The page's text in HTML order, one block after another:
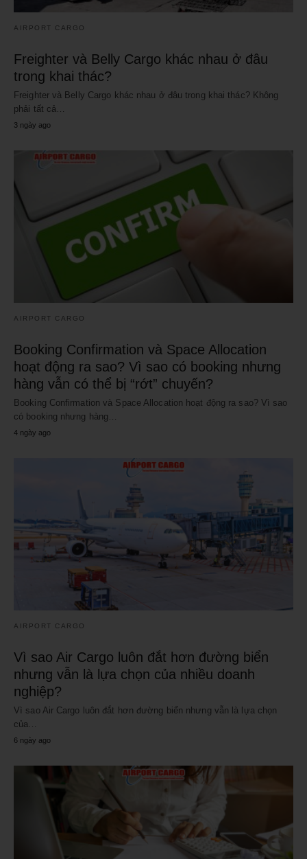
AIRPORT CARGO
Freighter và Belly Cargo khác nhau ở đâu
trong khai thác?
Freighter và Belly Cargo khác nhau ở đâu trong khai thác? Không
phải tất cả…
3 ngày ago
AIRPORT CARGO
Booking Confirmation và Space Allocation
hoạt động ra sao? Vì sao có booking nhưng
hàng vẫn có thể bị “rớt” chuyến?
Booking Confirmation và Space Allocation hoạt động ra sao? Vì sao
có booking nhưng hàng…
4 ngày ago
AIRPORT CARGO
Vì sao Air Cargo luôn đắt hơn đường biển
nhưng vẫn là lựa chọn của nhiều doanh
nghiệp?
Vì sao Air Cargo luôn đắt hơn đường biển nhưng vẫn là lựa chọn
của…
6 ngày ago